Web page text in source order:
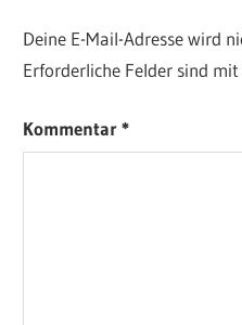
Deine E-Mail-Adresse wird
Erforderliche Felder sind mit
Kommentar*